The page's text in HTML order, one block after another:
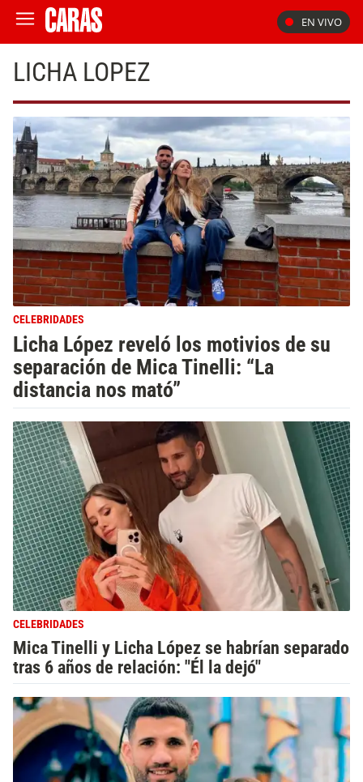
EN VIVO
LICHA LOPEZ
CELEBRIDADES
Licha López reveló los motivios de su
separación de Mica Tinelli: “La
distancia nos mató”
CELEBRIDADES
Mica Tinelli y Licha López se habrían separado
tras 6 años de relación: "Él la dejó"